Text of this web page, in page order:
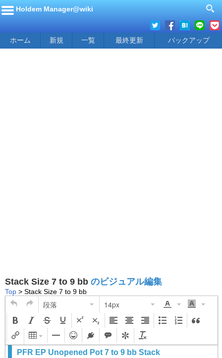
Holdem Manager@wiki
ホーム 新規 一覧 最終更新 バックアップ
Stack Size 7 to 9 bb のビジュアル編集
Top > Stack Size 7 to 9 bb
段落 14px